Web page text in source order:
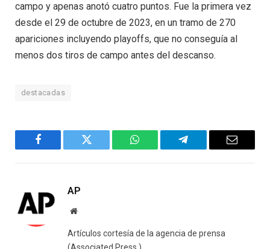
campo y apenas anotó cuatro puntos. Fue la primera vez
desde el 29 de octubre de 2023, en un tramo de 270
apariciones incluyendo playoffs, que no conseguía al
menos dos tiros de campo antes del descanso.
destacadas
Facebook Twitter WhatsAppTelegram Email
AP
Website
Artículos cortesía de la agencia de prensa